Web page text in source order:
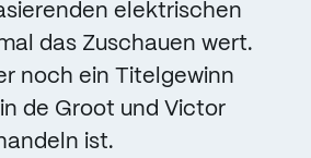
elektrischen
das Zuschauen wert.
noch ein Titelgewinn
de Groot und Victor
ist.